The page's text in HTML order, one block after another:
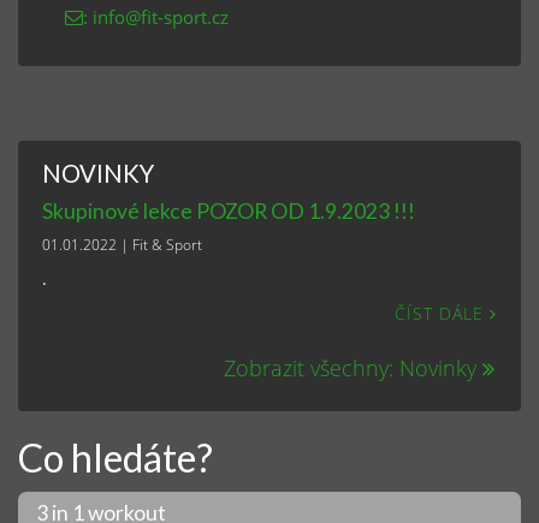
: info@fit-sport.cz
NOVINKY
Skupinové lekce POZOR OD 1.9.2023 !!!
01.01.2022 | Fit & Sport
.
ČÍST DÁLE
Zobrazit všechny: Novinky
Co hledáte?
3 in 1 workout